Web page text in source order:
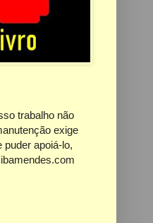
trabalho não
exige
puder apoiá-lo,